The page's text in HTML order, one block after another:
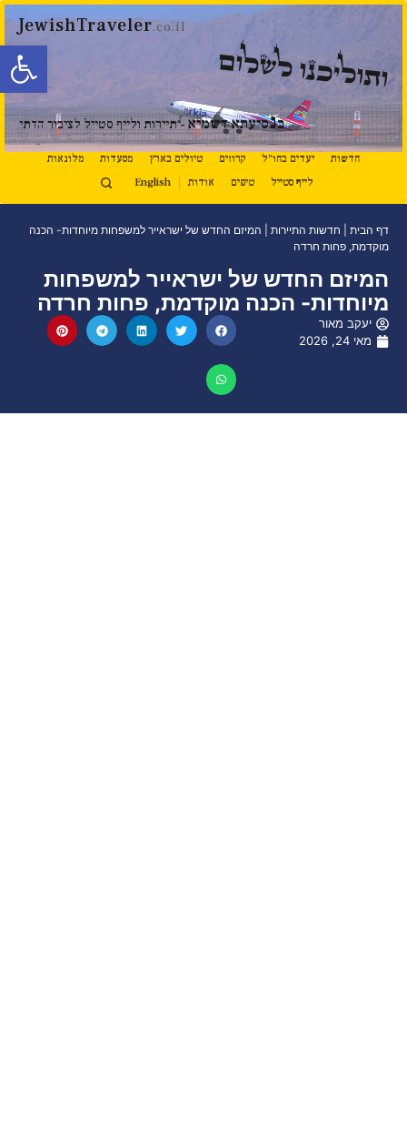
פתח
JewishTraveler.co.il
ותוליכנו לשלום
בנסיעתא דשמיא - תיירות ולייף סטייל לציבור הדתי
חדשות יעדים בחו"ל קרוזים טיולים בארץ מסעדות
מלונאות
לייף סטייל
טיפים אודות English
דף הבית חדשות התיירות
המיזם החדש של ישראייר למשפחות מיוחדות- הכנה
מוקדמת, פחות חרדה
המיזם החדש של ישראייר למשפחות
מיוחדות- הכנה מוקדמת, פחות חרדה
יעקב מאור
מאי 24, 2026